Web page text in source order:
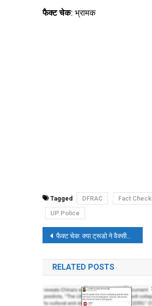
फैक्ट चेक: भ्रामक
Tagged DFRAC Fact Check
UP Police
पोस्ट
नेविगेशन
फैक्ट चेक: क्या ट्रूडो ने वैक्सीनेशन से इंकार करने वालों से कोई रिश्ता न रखने की सलाह दी?
RELATED POSTS